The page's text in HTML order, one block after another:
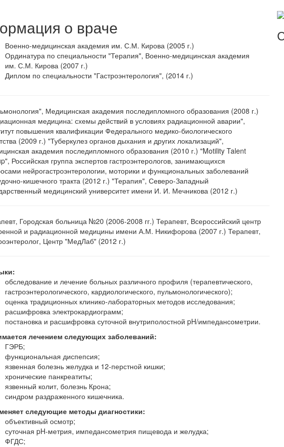
о враче
Военно-медицинская академия им. С.М. Кирова (2005 г.)
Ординатура по специальности "Терапия", Военно-медицинская академия
им. С.М. Кирова (2007 г.)
Диплом по специальности "Гастроэнтерология", (2014 г.)
Медицинская академия последипломного образования (2008 г.)
медицина: схемы действий в условиях радиационной аварии",
повышения квалификации Федерального медико-биологического
(2009 г.) "Туберкулез органов дыхания и других локализаций",
академия последипломного образования (2010 г.) "Motility Talent
Российская группа экспертов гастроэнтерологов, занимающихся
нейрогастроэнтерологии, моторики и функциональных заболеваний
кишечного тракта (2012 г.) "Терапия", Северо-Западный
медицинский университет имени И. И. Мечникова (2012 г.)
Городская больница №20 (2006-2008 гг.) Терапевт, Всероссийский центр
и радиационной медицины имени А.М. Никифорова (2007 г.) Терапевт,
Центр "МедЛаб" (2012 г.)
обследование и лечение больных различного профиля (терапевтического,
гастроэнтерологического, кардиологического, пульмонологического);
оценка традиционных клинико-лабораторных методов исследования;
расшифровка электрокардиограмм;
постановка и расшифровка суточной внутриполостной pH/импедансометрии.
лечением следующих заболеваний:
ГЭРБ;
функциональная диспепсия;
язвенная болезнь желудка и 12-перстной кишки;
хронические панкреатиты;
язвенный колит, болезнь Крона;
синдром раздраженного кишечника.
следующие методы диагностики:
объективный осмотр;
суточная pH-метрия, импедансометрия пищевода и желудка;
ФГДС;